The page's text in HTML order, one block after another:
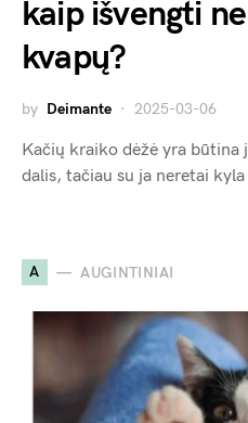
kaip išvengti
kvapų?
by Deimante 2025-03-06
Kačių kraiko dėžė yra būtina
dalis, tačiau su ja neretai
A AUGINTINIAI